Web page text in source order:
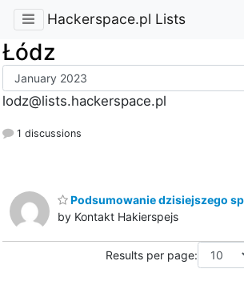
Hackerspace.pl Lists
Łódz
lodz@lists.hackerspace.pl
1 discussions
Podsumowanie dzisiejszego
by Kontakt Hakierspejs
Results per page: